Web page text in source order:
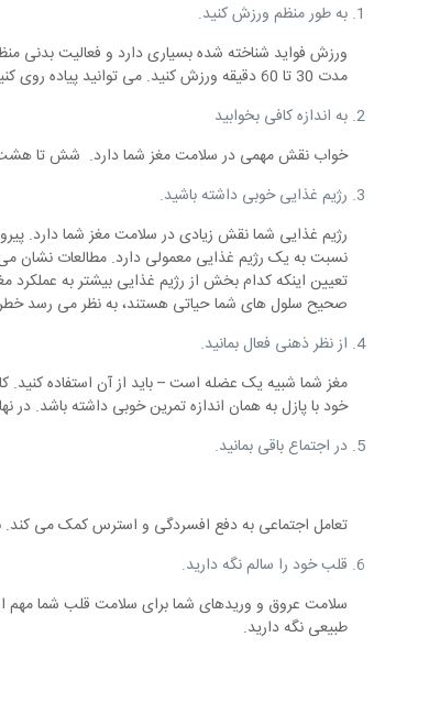
به طور منظم ورزش کنید.
ورزش فواید شناخته شده بسیاری دارد و فعالیت بدنی
مدت 30 تا 60 دقیقه ورزش کنید. می توانید پیاده روی کنید، شنا کنید، تنیس بازی کنید یا هر فعالیت هوازی متوسط ​​دیگری که ضربان قلب شما را افزایش می دهد انجام دهید.
به اندازه کافی بخوابید
خواب نقش مهمی در سلامت مغز شما دارد. شش تا
رژیم غذایی خوبی داشته باشید.
رژیم غذایی شما نقش زیادی در سلامت مغز شما دارد.
نسبت به یک رژیم غذایی معمولی دارد. مطالعات نشان می
تعیین اینکه کدام بخش از رژیم غذایی بیشتر به
صحیح سلول های شما حیاتی هستند، به نظر می رسد
از نظر ذهنی فعال بمانید.
مغز شما شبیه یک عضله است – باید از آن استفاده کنید.
خود با پازل به همان اندازه تمرین خوبی داشته باشد. در
در اجتماع باقی بمانید.
تعامل اجتماعی به دفع افسردگی و استرس کمک می کند.
قلب خود را سالم نگه دارید.
سلامت عروق و وریدهای شما برای سلامت قلب شما مهم
طبیعی نگه دارید.